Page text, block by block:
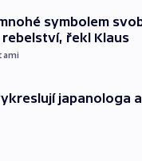
symbolem
řekl Klaus
japanologa